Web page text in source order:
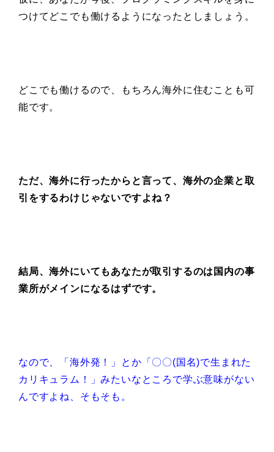
つけてどこでも働けるようになったとしましょう。
どこでも働けるので、もちろん海外に住むことも可
能です。
ただ、海外に行ったからと言って、海外の企業と取
引をするわけじゃないですよね？
結局、海外にいてもあなたが取引するのは国内の事
業所がメインになるはずです。
なので、「海外発！」とか「〇〇(国名)で生まれた
カリキュラム！」みたいなところで学ぶ意味がない
んですよね、そもそも。